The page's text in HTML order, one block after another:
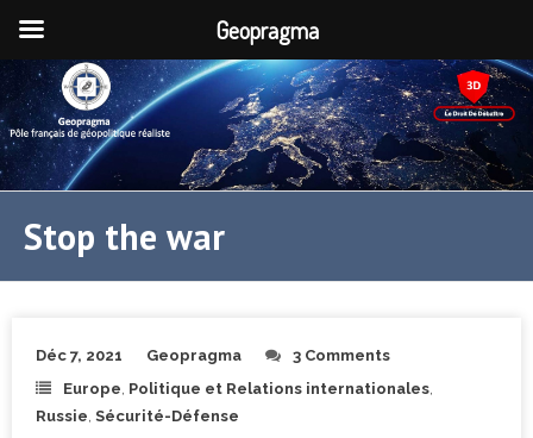
Stop the war
Déc 7, 2021 Geopragma
3 Comments
Europe Politique et Relations internationales
Russie Sécurité-Défense
Geopragma